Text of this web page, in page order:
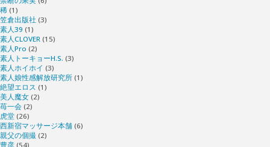
稀 (1)
笠倉出版社 (3)
素人39 (1)
素人CLOVER (15)
素人Pro (2)
素人トーキョーH.S. (3)
素人ホイホイ (3)
素人娘性感解放研究所 (1)
絶望エロス (1)
美人魔女 (2)
苺一会 (2)
虎堂 (26)
西新宿マッサージ本舗 (6)
親父の個撮 (2)
豊彦 (54)